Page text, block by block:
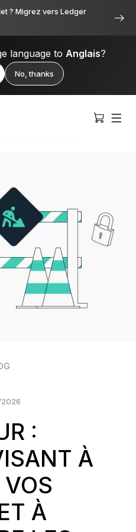
? Migrez vers Ledger
language to Anglais?
No, thanks
ses facettes
:
À
VOS
À